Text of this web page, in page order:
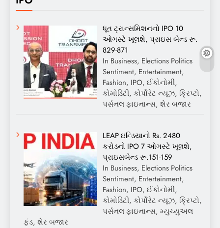
ધૂત ટ્રાન્સમિશનનો IPO 10
ઓગસ્ટે ખૂલશે, પ્રાઇસ બેન્ડ રૂ.
829-871
In Business, Elections Politics
Sentiment, Entertainment,
Fashion, IPO, ઈકોનોમી,
કોમોડિટી, કોર્પોરેટ ન્યૂઝ, ક્રિપ્ટો,
પર્સનલ ફાઇનાન્સ, શેર બજાર
LEAP ઇન્ડિયાનો Rs. 2480
કરોડનો IPO 7 ઓગસ્ટે ખૂલશે,
પ્રાઇસબેન્ડ રૂ.151-159
In Business, Elections Politics
Sentiment, Entertainment,
Fashion, IPO, ઈકોનોમી,
કોમોડિટી, કોર્પોરેટ ન્યૂઝ, ક્રિપ્ટો,
પર્સનલ ફાઇનાન્સ, મ્યુચ્યુઅલ
ફંડ, શેર બજાર